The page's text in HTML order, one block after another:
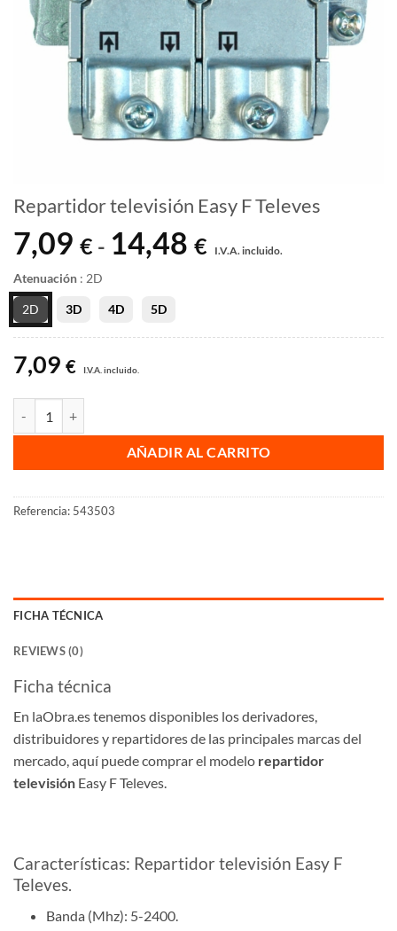
Repartidor televisión Easy F Televes
7,09 € - 14,48 €
de
hasta
I.V.A. incluido.
Atenuación : 2D
2D 3D 4D 5D
7,09 € I.V.A. incluido.
AÑADIR AL CARRITO
Referencia: 543503
FICHA TÉCNICA
REVIEWS (0)
Ficha técnica
En laObra.es tenemos disponibles los derivadores,
distribuidores y repartidores de las principales marcas del
mercado, aquí puede comprar el modelo repartidor
televisión Easy F Televes.
Características: Repartidor televisión Easy F
Televes.
Banda (Mhz): 5-2400.